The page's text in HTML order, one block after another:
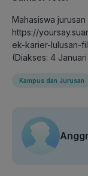
Mahasiswa
https://
ek-karier-lulusan-
(Diakses: 4 Januari
Kampus dan Jurusan